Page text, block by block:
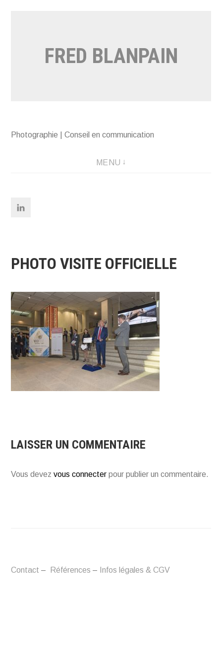
FRED BLANPAIN
Photographie | Conseil en communication
MENU
PHOTO VISITE OFFICIELLE
LAISSER UN COMMENTAIRE
Vous devezvous connecter pour publier un commentaire.
Contact – Références – Infos légales & CGV